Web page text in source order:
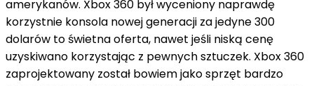
amerykanów. Xbox 360 był wyceniony naprawdę
korzystnie konsola nowej generacji za jedyne 300
dolarów to świetna oferta, nawet jeśli niską cenę
uzyskiwano korzystając z pewnych sztuczek. Xbox 360
zaprojektowany został bowiem jako sprzęt bardzo